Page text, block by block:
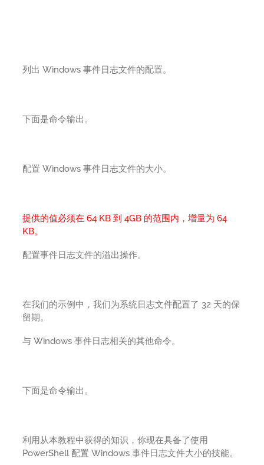
列出 Windows 事件日志文件的配置。
下面是命令输出。
配置 Windows 事件日志文件的大小。
提供的值必须在 64 KB 到 4GB 的范围内，增量为 64
KB。
配置事件日志文件的溢出操作。
在我们的示例中，我们为系统日志文件配置了 32 天的保
留期。
与 Windows 事件日志相关的其他命令。
下面是命令输出。
利用从本教程中获得的知识，你现在具备了使用
PowerShell 配置 Windows 事件日志文件大小的技能。